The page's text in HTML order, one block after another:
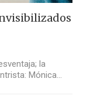
la
Mónica…